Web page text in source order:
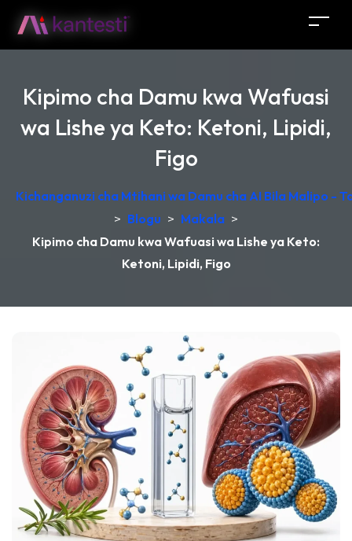
Kipimo cha Damu kwa Wafuasi
wa Lishe ya Keto: Ketoni, Lipidi,
Figo
Kichanganuzi cha Mtihani wa Damu cha AI Bila Malipo -
> Blogu > Makala >
Kipimo cha Damu kwa Wafuasi wa Lishe ya Keto:
Ketoni, Lipidi, Figo